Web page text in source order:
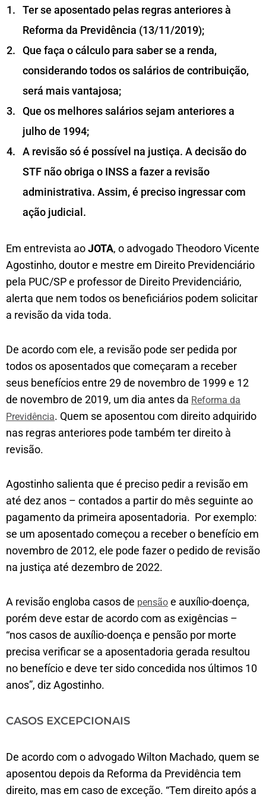
Ter se aposentado pelas regras anteriores à
Reforma da Previdência (13/11/2019);
Que faça o cálculo para saber se a renda,
considerando todos os salários de contribuição,
será mais vantajosa;
Que os melhores salários sejam anteriores a
julho de 1994;
A revisão só é possível na justiça. A decisão do
STF não obriga o INSS a fazer a revisão
administrativa. Assim, é preciso ingressar com
ação judicial.
Em entrevista aoJOTA, o advogado Theodoro Vicente
Agostinho, doutor e mestre em Direito Previdenciário
pela PUC/SP e professor de Direito Previdenciário,
alerta que nem todos os beneficiários podem solicitar
a revisão da vida toda.
De acordo com ele, a revisão pode ser pedida por
todos os aposentados que começaram a receber
seus benefícios entre 29 de novembro de 1999 e 12
de novembro de 2019, um dia antes da Reforma da
Previdência. Quem se aposentou com direito adquirido
nas regras anteriores pode também ter direito à
revisão.
Agostinho salienta que é preciso pedir a revisão em
até dez anos – contados a partir do mês seguinte ao
pagamento da primeira aposentadoria. Por exemplo:
se um aposentado começou a receber o benefício em
novembro de 2012, ele pode fazer o pedido de revisão
na justiça até dezembro de 2022.
A revisão engloba casos de pensão e auxílio-doença,
porém deve estar de acordo com as exigências –
“nos casos de auxílio-doença e pensão por morte
precisa verificar se a aposentadoria gerada resultou
no benefício e deve ter sido concedida nos últimos 10
anos”, diz Agostinho.
CASOS EXCEPCIONAIS
De acordo com o advogado Wilton Machado, quem se
aposentou depois da Reforma da Previdência tem
direito, mas em caso de exceção. “Tem direito após a